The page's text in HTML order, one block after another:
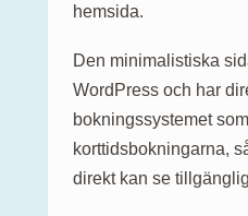
hemsida.
Den minimalistiska
WordPress och har
bokningssystemet
korttidsbokningarna,
direkt kan se